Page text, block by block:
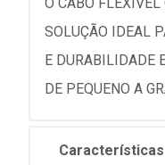
SOLUÇÃO IDEAL
E DURABILIDADE
DE PEQUENO A
Características